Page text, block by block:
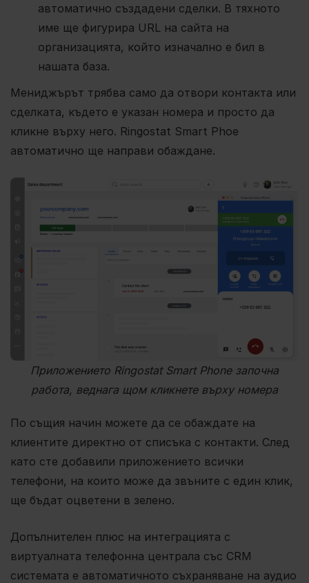
автоматично създадени сделки. В тяхното
име ще фигурира URL на сайта на
организацията, който изначално е бил в
нашата база.
Мениджърът трябва само да отвори контакта или
сделката, където е указан номера и просто да
кликне върху него. Ringostat Smart Phoe
автоматично ще направи обаждане.
Приложението Ringostat Smart Phone започна
работа, веднага щом кликнете върху номера
По същия начин можете да се обаждате на
клиентите директно от списъка с контакти. След
като сте добавили приложението всички
телефони, на които може да звъните с един клик,
ще бъдат оцветени в зелено.
Допълнителен плюс на интеграцията с
виртуалната телефонна централа със CRM
системата е автоматичното съхраняване на аудио